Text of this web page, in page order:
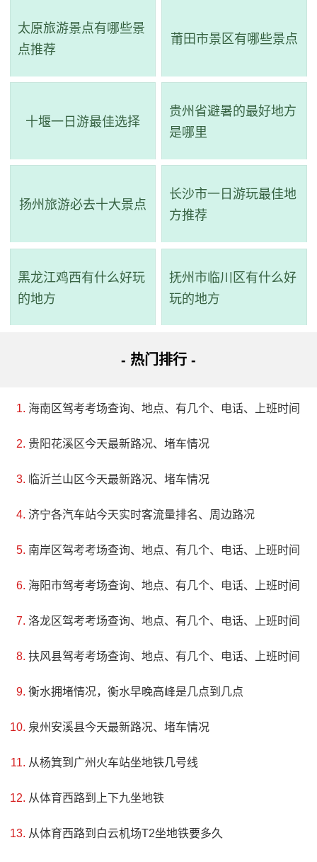
年，丹江口水利枢纽工程竣工，截断了奔流不息的江水，形
成了巨大的“人造海”，给丹江带来了新的面貌和变化。
3、汇湾河水利风景区
评级：AAA
地址：十堰市竹溪县
汇湾河水利风景区是一个以汇湾河为核心、自然河湖型
的水利风景区，面积22平方公里，其中水域面积6.3平方公
注重水资源生态保护、茶文化科普宣传教育、滨水生态观
光、休闲养生度假，是一个集多种功能于一体的水利风景
太原旅游景点有哪些景
点推荐
莆田市景区有哪些景点
十堰一日游最佳选择
贵州省避暑的最好地方
是哪里
扬州旅游必去十大景点
长沙市一日游玩最佳地
方推荐
黑龙江鸡西有什么好玩
的地方
抚州市临川区有什么好
玩的地方
- 热门排行 -
海南区驾考考场查询、地点、有几个、电话、上班时间
贵阳花溪区今天最新路况、堵车情况
临沂兰山区今天最新路况、堵车情况
济宁各汽车站今天实时客流量排名、周边路况
南岸区驾考考场查询、地点、有几个、电话、上班时间
海阳市驾考考场查询、地点、有几个、电话、上班时间
洛龙区驾考考场查询、地点、有几个、电话、上班时间
扶风县驾考考场查询、地点、有几个、电话、上班时间
衡水拥堵情况，衡水早晚高峰是几点到几点
泉州安溪县今天最新路况、堵车情况
从杨箕到广州火车站坐地铁几号线
从体育西路到上下九坐地铁
从体育西路到白云机场T2坐地铁要多久